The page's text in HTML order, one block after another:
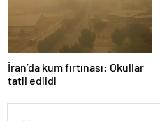
İran’da kum fırtınası: Okullar
tatil edildi